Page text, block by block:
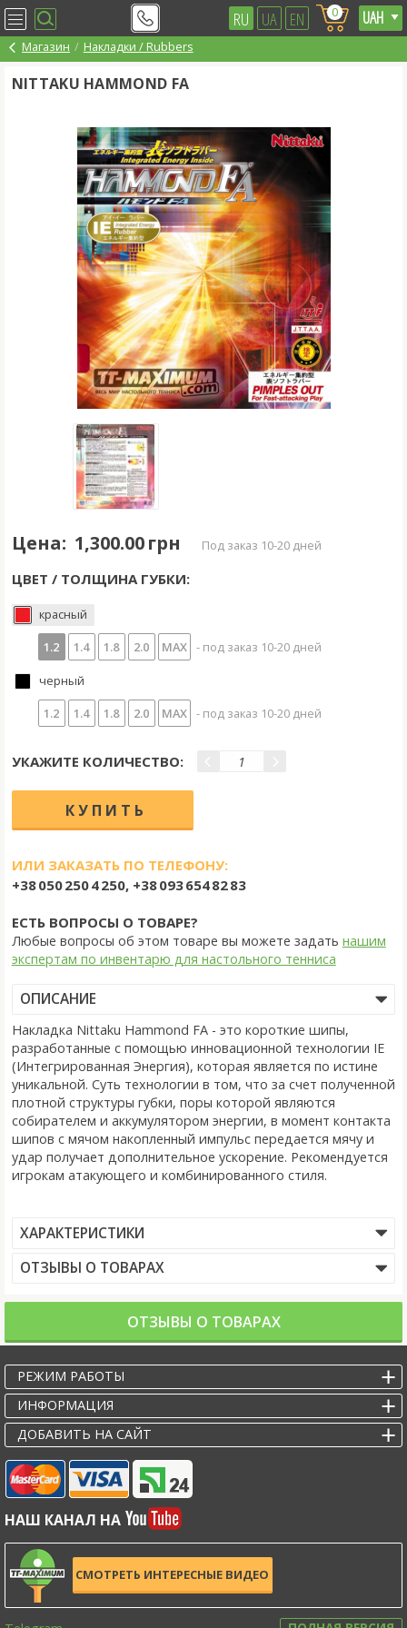
RU UA EN 0
Магазин Накладки / Rubbers
NITTAKU HAMMOND FA
Цена: 1,300.00 грн под заказ 10-20 дней
ЦВЕТ / ТОЛЩИНА ГУБКИ:
красный
1.2
1.4 1.8 2.0 MAX - под заказ 10-20 дней
черный
1.2
1.4 1.8 2.0 MAX - под заказ 10-20 дней
УКАЖИТЕ КОЛИЧЕСТВО:
ИЛИ ЗАКАЗАТЬ ПО ТЕЛЕФОНУ:
+38 050 250 4 250, +38 093 654 82 83
ЕСТЬ ВОПРОСЫ О ТОВАРЕ?
Любые вопросы об этом товаре вы можете задать нашим
экспертам по инвентарю для настольного тенниса
ОПИСАНИЕ
Накладка Nittaku Hammond FA - это короткие шипы,
разработанные с помощью инновационной технологии IE
(Интегрированная Энергия), которая является по истине
уникальной. Суть технологии в том, что за счет полученной
плотной структуры губки, поры которой являются
собирателем и аккумулятором энергии, в момент контакта
шипов с мячом накопленный импульс передается мячу и
удар получает дополнительное ускорение. Рекомендуется
игрокам атакующего и комбинированного стиля.
ХАРАКТЕРИСТИКИ
ОТЗЫВЫ О ТОВАРАХ
ОТЗЫВЫ О ТОВАРАХ
РЕЖИМ РАБОТЫ
ИНФОРМАЦИЯ
ДОБАВИТЬ НА САЙТ
НАШ КАНАЛ НА
СМОТРЕТЬ ИНТЕРЕСНЫЕ ВИДЕО